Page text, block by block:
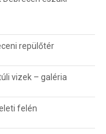
repülőtér
vizek – galéria
felén